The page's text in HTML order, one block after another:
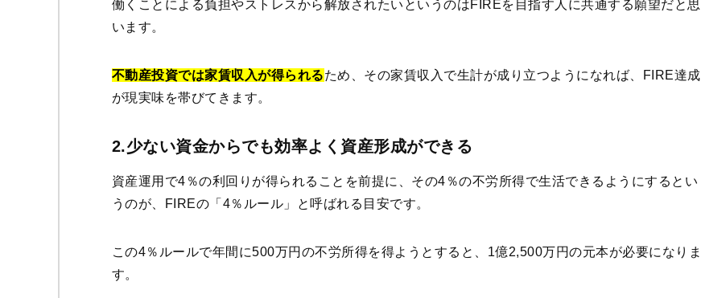
働くことによる負担やストレスから解放されたいというのはFIREを目指す人に共通する願望だと思
います。
不動産投資では家賃収入が得られるため、その家賃収入で生計が成り立つようになれば、FIRE達成
が現実味を帯びてきます。
2.少ない資金からでも効率よく資産形成ができる
資産運用で4％の利回りが得られることを前提に、その4％の不労所得で生活できるようにするとい
うのが、FIREの「4％ルール」と呼ばれる目安です。
この4％ルールで年間に500万円の不労所得を得ようとすると、1億2,500万円の元本が必要になりま
す。